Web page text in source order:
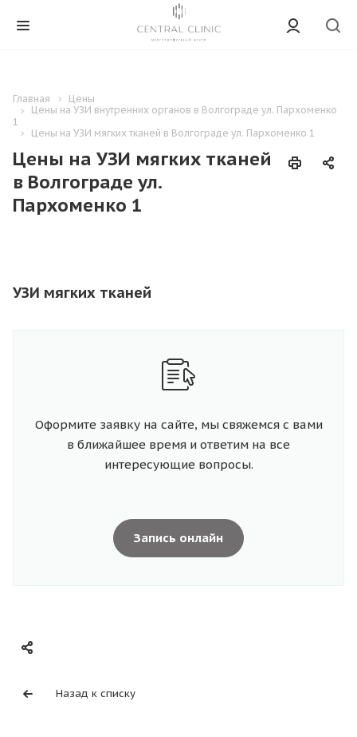
Главная
Цены
Цены на УЗИ внутренних органов в Волгограде ул. Пархоменко
1
Цены на УЗИ мягких тканей в Волгограде ул. Пархоменко 1
Цены на УЗИ мягких тканей
в Волгограде ул.
Пархоменко 1
УЗИ мягких тканей
Оформите заявку на сайте, мы свяжемся с вами
в ближайшее время и ответим на все
интересующие вопросы.
Запись онлайн
Назад к списку